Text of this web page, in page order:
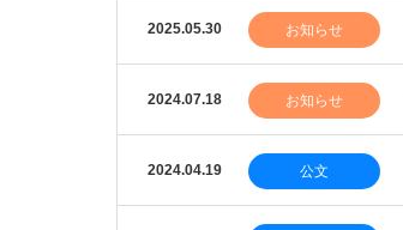
2025.05.30 お知らせ
2024.07.18 お知らせ
2024.04.19 公文